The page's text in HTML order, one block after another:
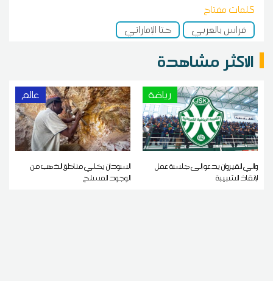
كلمات مفتاح
فراس بالعربي
حتا الإماراتي
الاكثر مشاهدة
رياضة
والي القيروان يدعو إلى جلسة عمل
لإنقاذ الشبيبة
عالم
السودان يخلي مناطق الذهب من
الوجود المسلح